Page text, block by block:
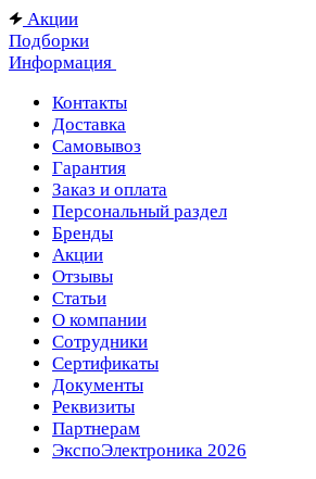
Акции
Подборки
Информация
Контакты
Доставка
Самовывоз
Гарантия
Заказ и оплата
Персональный раздел
Бренды
Акции
Отзывы
Статьи
О компании
Сотрудники
Сертификаты
Документы
Реквизиты
Партнерам
ЭкспоЭлектроника 2026